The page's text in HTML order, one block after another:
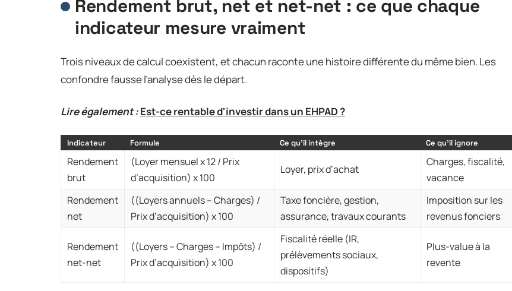
Rendement brut, net et net-net : ce que chaque
indicateur mesure vraiment
Trois niveaux de calcul coexistent, et chacun raconte une histoire différente du même bien. Les
confondre fausse l’analyse dès le départ.
Lire également :Est-ce rentable d'investir dans un EHPAD ?
Indicateur Formule Ce qu’il intègre Ce qu’il ignore
Rendement
brut
(Loyer mensuel x 12 / Prix
d’acquisition) x 100
Loyer, prix d’achat
Charges, fiscalité,
vacance
Rendement
net
((Loyers annuels – Charges) /
Prix d’acquisition) x 100
Taxe foncière, gestion,
assurance, travaux courants
Imposition sur les
revenus fonciers
Rendement
net-net
((Loyers – Charges – Impôts) /
Prix d’acquisition) x 100
Fiscalité réelle (IR,
prélèvements sociaux,
dispositifs)
Plus-value à la
revente